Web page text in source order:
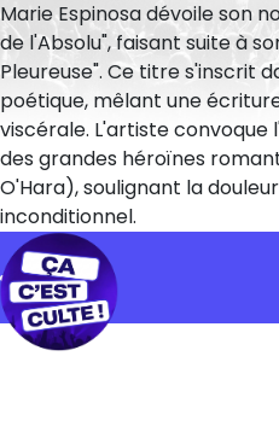
Marie Espinosa dévoile son
de l'Absolu", faisant suite à
Pleureuse". Ce titre s'inscrit
poétique, mêlant une
viscérale. L'artiste
des grandes héroïnes
O'Hara), soulignant la
inconditionnel.